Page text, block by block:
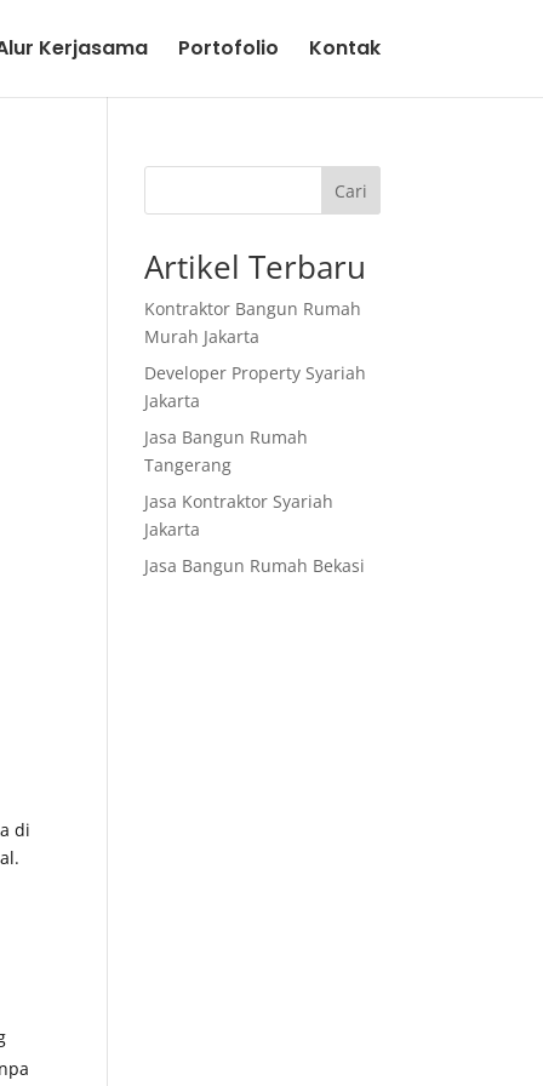
Kerjasama Portofolio Kontak
di
Cari
Artikel Terbaru
Kontraktor Bangun Rumah
Murah Jakarta
Developer Property Syariah
Jakarta
Jasa Bangun Rumah
Tangerang
Jasa Kontraktor Syariah
Jakarta
Jasa Bangun Rumah Bekasi